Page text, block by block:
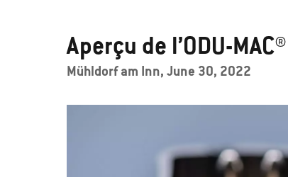
Aperçu de l’ODU-MAC®
Mühldorf am Inn, June 30, 2022